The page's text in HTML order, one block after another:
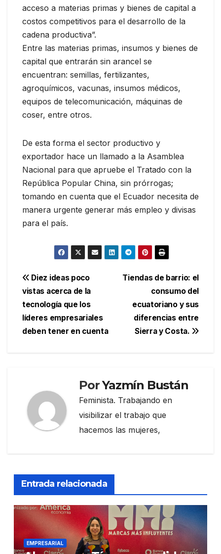
acceso a materias primas y bienes de capital a
costos competitivos para el desarrollo de la
cadena productiva”.
Entre las materias primas, insumos y bienes de
capital que entrarán sin arancel se
encuentran: semillas, fertilizantes,
agroquímicos, vacunas, insumos médicos,
equipos de telecomunicación, máquinas de
coser, entre otros.
De esta forma el sector productivo y
exportador hace un llamado a la Asamblea
Nacional para que apruebe el Tratado con la
República Popular China, sin prórrogas;
tomando en cuenta que el Ecuador necesita de
manera urgente generar más empleo y divisas
para el país.
Navegación
de
entradas
Tiendas de barrio: el
consumo del
ecuatoriano y sus
diferencias entre
Sierra y Costa.
Diez ideas poco
vistas acerca de la
tecnología que los
líderes empresariales
deben tener en cuenta
PorYazmín Bustán
Feminista. Trabajando en
visibilizar el trabajo que
hacemos las mujeres,
Entrada relacionada
EMPRESARIAL